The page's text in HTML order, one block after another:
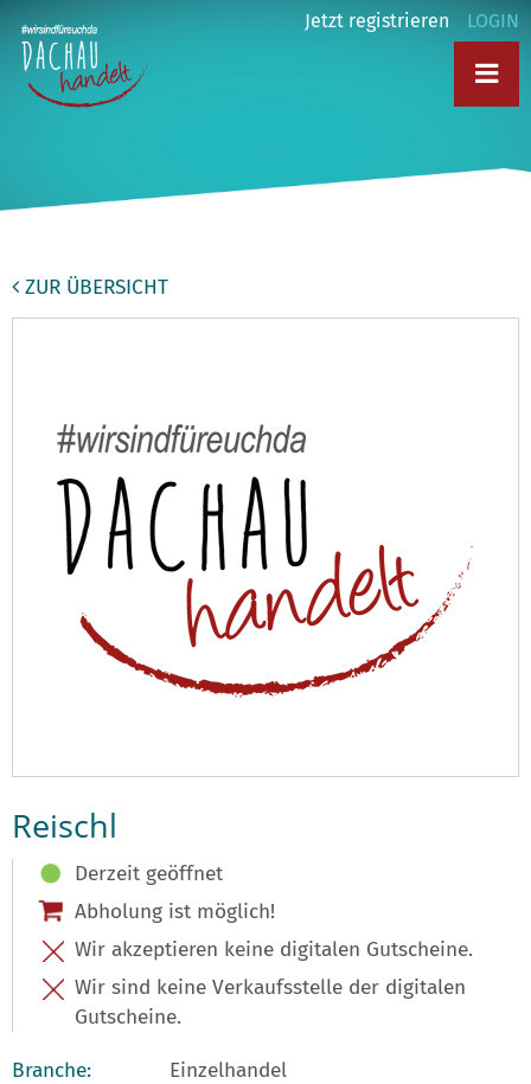
Jetzt registrieren LOGIN
ZUR ÜBERSICHT
Reischl
Derzeit geöffnet
Abholung ist möglich!
Wir akzeptieren keine digitalen Gutscheine.
Wir sind keine Verkaufsstelle der digitalen
Gutscheine.
Branche:
Einzelhandel